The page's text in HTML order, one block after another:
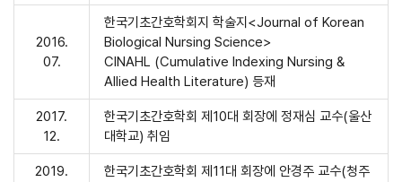
2016.
07.
한국기초간호학회지 학술지<Journal of Korean
Biological Nursing Science>
CINAHL (Cumulative Indexing Nursing &
Allied Health Literature) 등재
2017.
12.
한국기초간호학회 제10대 회장에 정재심 교수(울산
대학교) 취임
2019.
한국기초간호학회 제11대 회장에 안경주 교수(청주